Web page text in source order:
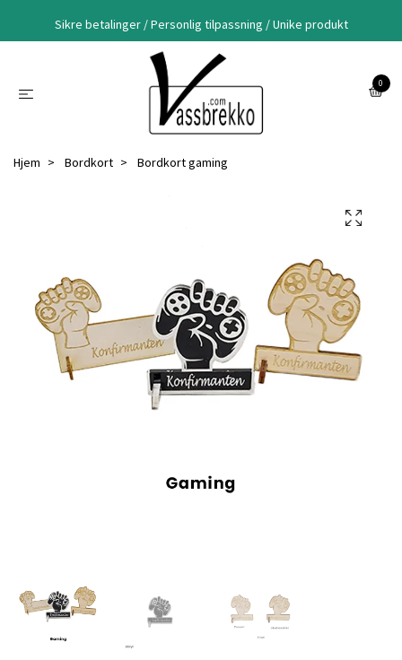
Sikre betalinger / Personlig tilpassning / Unike produkt
0
Hjem Bordkort Bordkort gaming